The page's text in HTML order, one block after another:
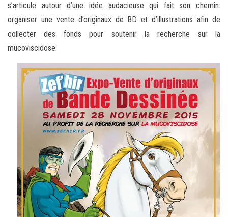
s’articule autour d’une idée audacieuse qui faitson chemin:
organiser une vente d’originaux de BD et d’illustrations afin de
collecter des fonds pour soutenir la recherche sur la
mucoviscidose.